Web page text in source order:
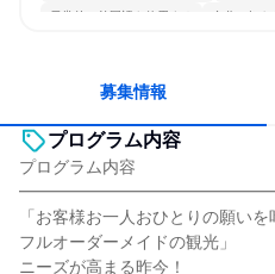
日常的に外国語を使用する 自分の好き
募集情報
プログラム内容
プログラム内容
「お客様お一人おひとりの願いを
フルオーダーメイドの観光」
ニーズが高まる昨今！